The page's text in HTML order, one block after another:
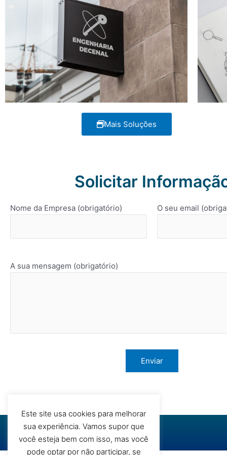
Mais Soluções
Solicitar
Nome da Empresa (obrigatório) O seu email
A sua mensagem (obrigatório)
Este site usa cookies para melhorar
sua experiência. Vamos supor que
você esteja bem com isso, mas você
pode optar por não participar, se